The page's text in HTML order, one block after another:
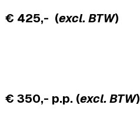
€ 425,- (excl. BTW)
€ 350,- p.p. (excl. BTW)